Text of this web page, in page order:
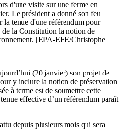
d'une visite sur une ferme en
Le président a donné son feu
la tenue d'une référendum pour
la Constitution la notion de
[EPA-EFE/Christophe
(20 janvier) son projet de
y inclure la notion de préservation
à terme est de soumettre cette
effective d’un référendum paraît
depuis plusieurs mois qui sera